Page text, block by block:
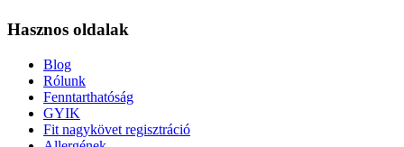
Hasznos oldalak
Blog
Rólunk
Fenntarthatóság
GYIK
Fit nagykövet regisztráció